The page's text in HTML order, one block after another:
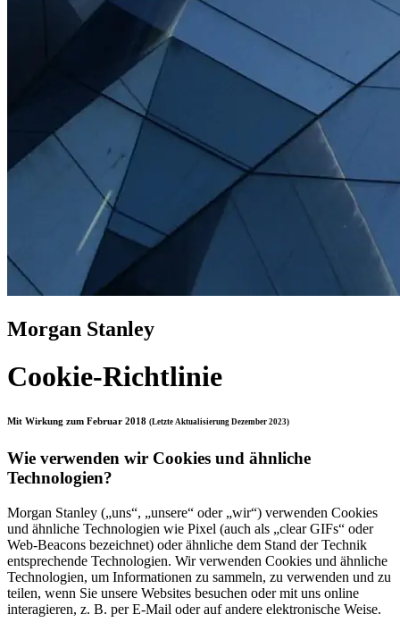
Morgan Stanley
Cookie-Richtlinie
Mit Wirkung zum Februar 2018 (Letzte Aktualisierung Dezember 2023)
Wie verwenden wir Cookies und ähnliche
Technologien?
Morgan Stanley („uns“, „unsere“ oder „wir“) verwenden Cookies
und ähnliche Technologien wie Pixel (auch als „clear GIFs“ oder
Web-Beacons bezeichnet) oder ähnliche dem Stand der Technik
entsprechende Technologien. Wir verwenden Cookies und ähnliche
Technologien, um Informationen zu sammeln, zu verwenden und zu
teilen, wenn Sie unsere Websites besuchen oder mit uns online
interagieren, z. B. per E-Mail oder auf andere elektronische Weise.